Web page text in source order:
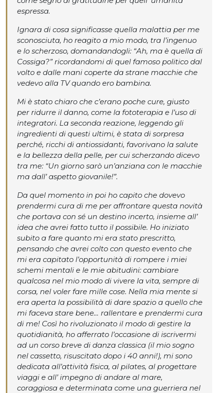
espressa.
Ignara di cosa significasse quella malattia per me
sconosciuta, ho reagito a mio modo, tra l’ingenuo
e lo scherzoso, domandandogli: “Ah, ma è quella di
Cossiga?” ricordandomi di quel famoso politico dal
volto e dalle mani coperte da strane macchie che
vedevo alla TV quando ero bambina.
Mi è stato chiaro che c’erano poche cure, giusto
per ridurre il danno, come la fototerapia e l’uso di
integratori. La seconda reazione, leggendo gli
ingredienti di questi ultimi, è stata di sorpresa
perché, ricchi di antiossidanti, favorivano la salute
e la bellezza della pelle, per cui scherzando dicevo
tra me: “Un giorno sarò un’anziana con le macchie
ma dall’ aspetto giovanile!”.
Da quel momento in poi ho capito che dovevo
prendermi cura di me per affrontare questa novità
che portava con sé un destino incerto, insieme all’
idea che avrei fatto tutto il possibile. Ho iniziato
subito a fare quanto mi era stato prescritto,
pensando che avrei colto con questo evento che
mi era capitato l’opportunità di rompere i miei
schemi mentali e le mie abitudini: cambiare
qualcosa nel mio modo di vivere la vita, sempre di
corsa, nel voler fare mille cose. Nella mia mente si
era aperta la possibilità di dare spazio a quello che
mi faceva stare bene… rallentare e prendermi cura
di me! Così ho rivoluzionato il modo di gestire la
quotidianità, ho afferrato l’occasione di iscrivermi
ad un corso breve di danza classica (il mio sogno
nel cassetto, risuscitato dopo i 40 anni!), mi sono
dedicata all’attività fisica, al pilates, al progettare
viaggi e all’ impegno di andare al mare,
coraggiosa e determinata come una guerriera nel